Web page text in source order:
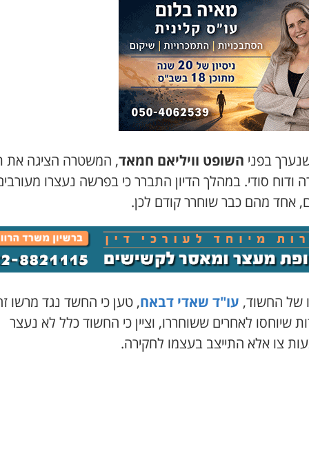
בפני השופט וויליאם חמאד, המשטרה הציגה את
ודוח סודי. במהלך הדיון התברר כי בפרשה נעצרו
אחד מהם כבר שוחרר קודם לכן.
של החשוד, עו"ד שאדי דבאח, טען כי החשד נגד מרשו
שיוחסו לאחרים ששוחררו, וציין כי החשוד כלל לא נעצר
צו אלא התייצב בעצמו לחקירה.